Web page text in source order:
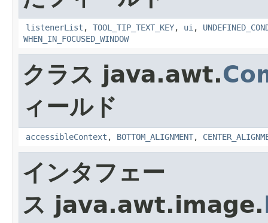
listenerList , TOOL_TIP_TEXT_KEY, ui,
WHEN_IN_FOCUSED_WINDOW
クラス java.awt.
ィールド
accessibleContext , BOTTOM_ALIGNMENT,
インタフェー
ス java.awt.image.